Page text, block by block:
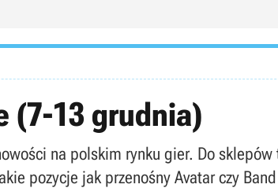
(7-13 grudnia)
na polskim rynku gier. Do
pozycje jak przenośny Avatar czy